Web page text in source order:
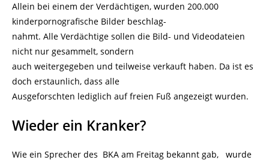
Allein bei einem der Verdächtigen, wurden 200.000
kinderpornografische Bilder beschlag-
nahmt. Alle Verdächtige sollen die Bild- und Videodateien
nicht nur gesammelt, sondern
auch weitergegeben und teilweise verkauft haben. Da ist es
doch erstaunlich, dass alle
Ausgeforschten lediglich auf freien Fuß angezeigt wurden.
Wieder ein Kranker?
Wie ein Sprecher des BKA am Freitag bekannt gab, wurde